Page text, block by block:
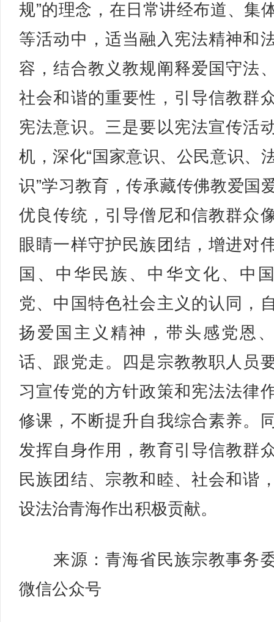
规”的理念，在日常讲经布道、集
等活动中，适当融入宪法精神和
容，结合教义教规阐释爱国守法
社会和谐的重要性，引导信教群
宪法意识。三是要以宪法宣传活
机，深化“国家意识、公民意识、
识”学习教育，传承藏传佛教爱国
优良传统，引导僧尼和信教群众
眼睛一样守护民族团结，增进对
国、中华民族、中华文化、中
党、中国特色社会主义的认同，
扬爱国主义精神，带头感党恩
话、跟党走。四是宗教教职人员
习宣传党的方针政策和宪法法律
修课，不断提升自我综合素养。
发挥自身作用，教育引导信教群
民族团结、宗教和睦、社会和谐
设法治青海作出积极贡献。
来源：青海省民族宗教事务
微信公众号